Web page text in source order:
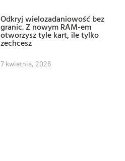
Odkryj wielozadaniowość bez
granic. Z nowym RAM-em
otworzysz tyle kart, ile tylko
zechcesz
7 kwietnia, 2026